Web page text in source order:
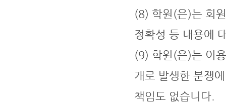
(8) 학원(은)는 회
정확성 등 내용에
(9) 학원(은)는 이
개로 발생한 분쟁
책임도 없습니다.